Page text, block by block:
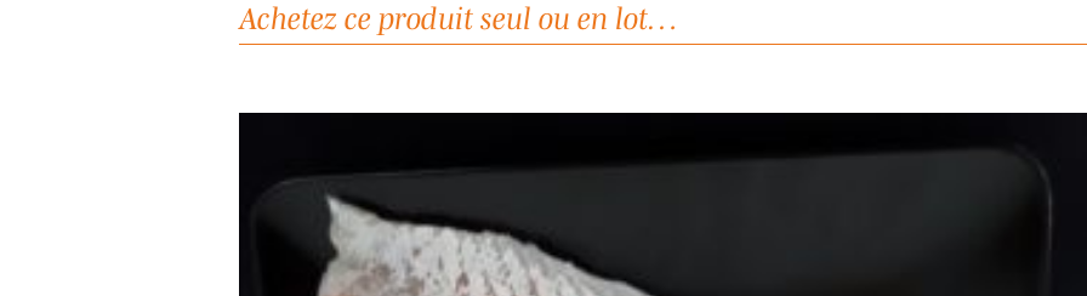
Achetez ce produit seul ou en lot…